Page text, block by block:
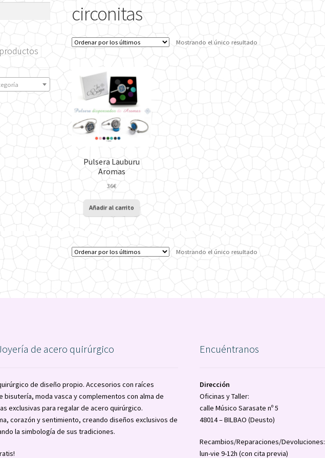
circonitas
Mostrando el único resultado
Pulsera Lauburu
Aromas
36€
Añadir al carrito
Mostrando el único resultado
de acero quirúrgico
de diseño propio. Accesorios con raíces
bisutería, moda vasca y complementos con alma de
exclusivas para regalar de acero quirúrgico.
corazón y sentimiento, creando diseños exclusivos de
la simbología de sus tradiciones.
Encuéntranos
Dirección
Oficinas y Taller:
calle Músico Sarasate nº 5
48014 – BILBAO (Deusto)
Recambios/Reparaciones/Devoluciones:
lun-vie 9-12h (con cita previa)